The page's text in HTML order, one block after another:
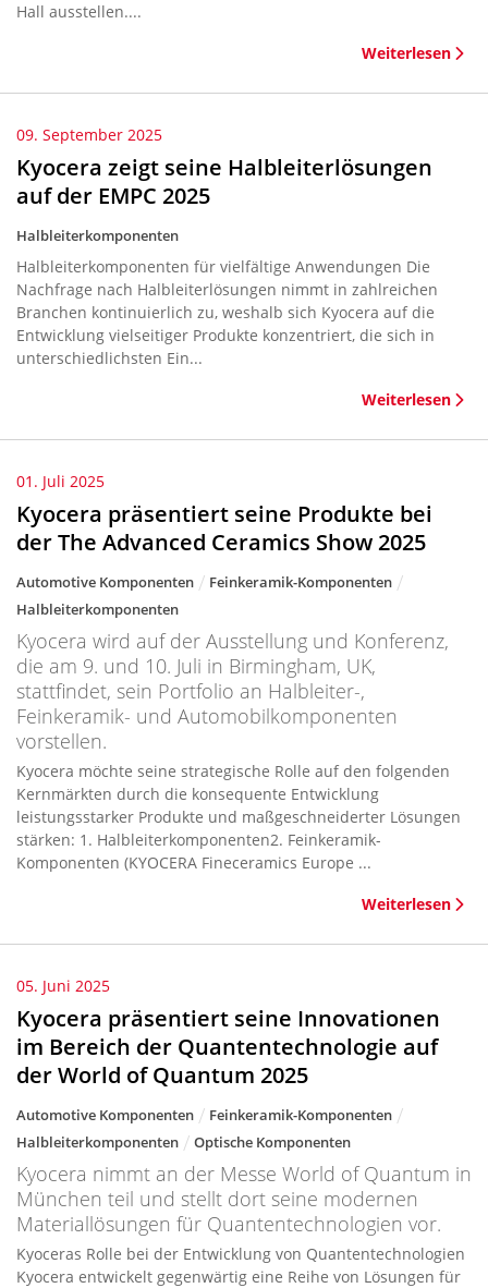
Hall ausstellen....
Weiterlesen
09. September 2025
Kyocera zeigt seine Halbleiterlösungen
auf der EMPC 2025
Halbleiterkomponenten
Halbleiterkomponenten für vielfältige Anwendungen Die
Nachfrage nach Halbleiterlösungen nimmt in zahlreichen
Branchen kontinuierlich zu, weshalb sich Kyocera auf die
Entwicklung vielseitiger Produkte konzentriert, die sich in
unterschiedlichsten Ein...
Weiterlesen
01. Juli 2025
Kyocera präsentiert seine Produkte bei
der The Advanced Ceramics Show 2025
Automotive Komponenten
Feinkeramik-Komponenten
Halbleiterkomponenten
Kyocera wird auf der Ausstellung und Konferenz,
die am 9. und 10. Juli in Birmingham, UK,
stattfindet, sein Portfolio an Halbleiter-,
Feinkeramik- und Automobilkomponenten
vorstellen.
Kyocera möchte seine strategische Rolle auf den folgenden
Kernmärkten durch die konsequente Entwicklung
leistungsstarker Produkte und maßgeschneiderter Lösungen
stärken: 1. Halbleiterkomponenten2. Feinkeramik-
Komponenten (KYOCERA Fineceramics Europe ...
Weiterlesen
05. Juni 2025
Kyocera präsentiert seine Innovationen
im Bereich der Quantentechnologie auf
der World of Quantum 2025
Automotive Komponenten
Feinkeramik-Komponenten
Halbleiterkomponenten
Optische Komponenten
Kyocera nimmt an der Messe World of Quantum in
München teil und stellt dort seine modernen
Materiallösungen für Quantentechnologien vor.
Kyoceras Rolle bei der Entwicklung von Quantentechnologien
Kyocera entwickelt gegenwärtig eine Reihe von Lösungen für